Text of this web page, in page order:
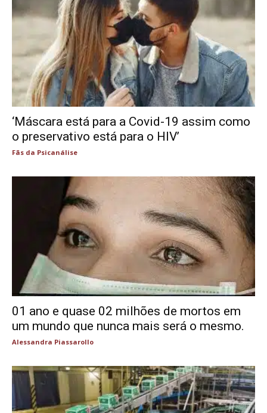
‘Máscara está para a Covid-19 assim como
o preservativo está para o HIV’
Fãs da Psicanálise
01 ano e quase 02 milhões de mortos em
um mundo que nunca mais será o mesmo.
Alessandra Piassarollo